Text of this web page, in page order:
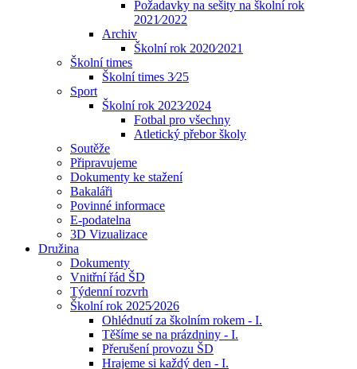
Požadavky na sešity na školní rok
2021⁄2022
Archiv
Školní rok 2020⁄2021
Školní times
Školní times 3⁄25
Sport
Školní rok 2023⁄2024
Fotbal pro všechny
Atletický přebor školy
Soutěže
Připravujeme
Dokumenty ke stažení
Bakaláři
Povinné informace
E-podatelna
3D Vizualizace
Družina
Dokumenty
Vnitřní řád ŠD
Týdenní rozvrh
Školní rok 2025⁄2026
Ohlédnutí za školním rokem - I.
Těšíme se na prázdniny - I.
Přerušení provozu ŠD
Hrajeme si každý den - I.